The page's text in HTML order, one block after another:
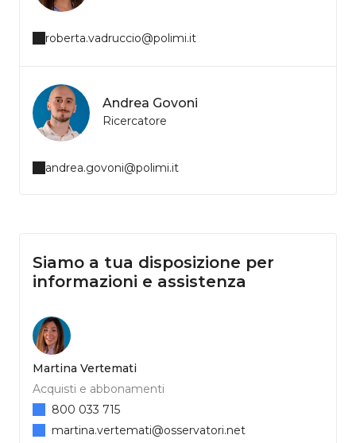
roberta.vadruccio@polimi.it
Andrea Govoni
Ricercatore
andrea.govoni@polimi.it
Siamo a tua disposizione per
informazioni e assistenza
Martina Vertemati
Acquisti e abbonamenti
800 033 715
martina.vertemati@osservatori.net